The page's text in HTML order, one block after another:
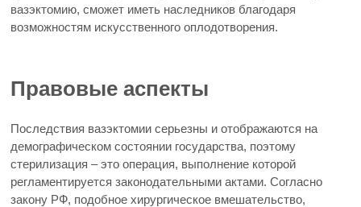
вазэктомию, сможет иметь наследников благодаря
возможностям искусственного оплодотворения.
Правовые аспекты
Последствия вазэктомии серьезны и отображаются на
демографическом состоянии государства, поэтому
стерилизация – это операция, выполнение которой
регламентируется законодательными актами. Согласно
закону РФ, подобное хирургическое вмешательство,